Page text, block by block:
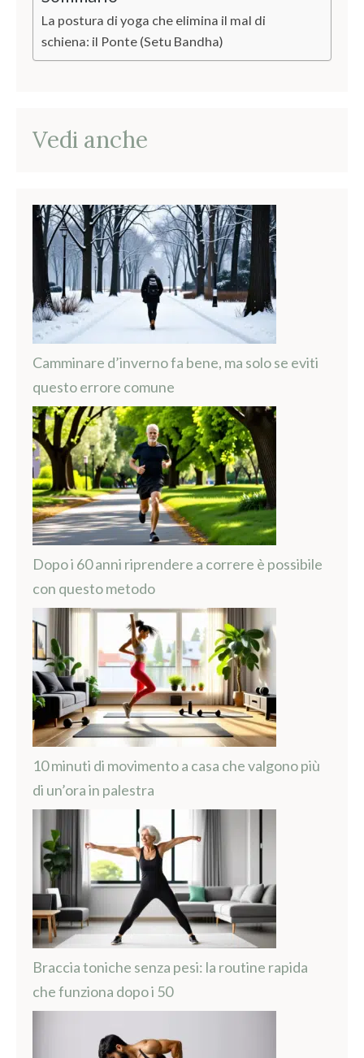
La postura di yoga che elimina il mal di
schiena: il Ponte (Setu Bandha)
Vedi anche
Camminare d’inverno fa bene, ma solo se eviti
questo errore comune
Dopo i 60 anni riprendere a correre è possibile
con questo metodo
10 minuti di movimento a casa che valgono più
di un’ora in palestra
Braccia toniche senza pesi: la routine rapida
che funziona dopo i 50